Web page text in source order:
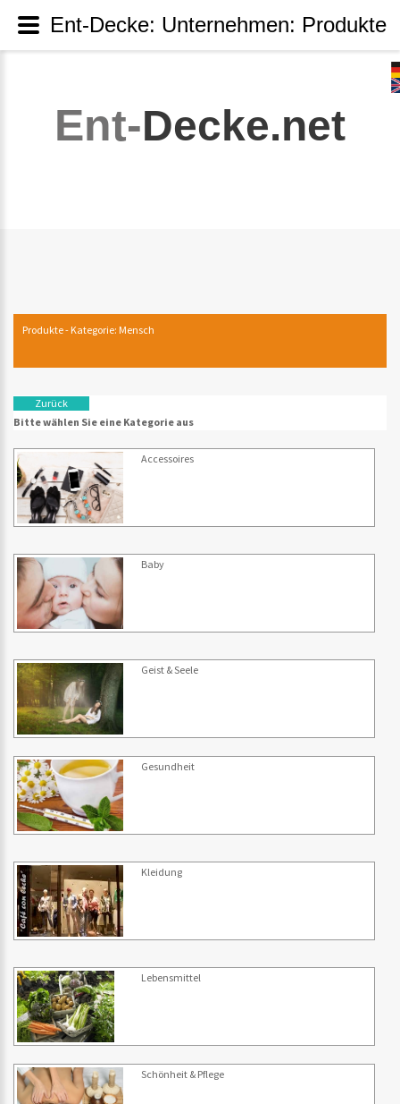
Ent-Decke.net
Produkte - Kategorie: Mensch
Zurück
Bitte wählen Sie eine Kategorie aus
Accessoires
Baby
Geist & Seele
Gesundheit
Kleidung
Lebensmittel
Schönheit & Pflege
Ent-Decke: Unternehmen: Produkte